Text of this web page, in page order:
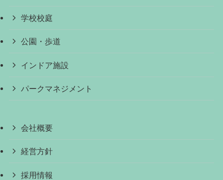
学校校庭
公園・歩道
インドア施設
パークマネジメント
会社概要
経営方針
採用情報